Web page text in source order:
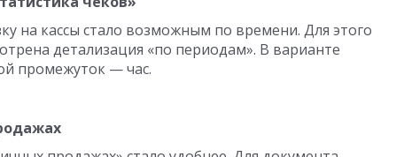
на кассы стало возможным по времени. Для этого
детализация «по периодам». В варианте
промежуток — час.